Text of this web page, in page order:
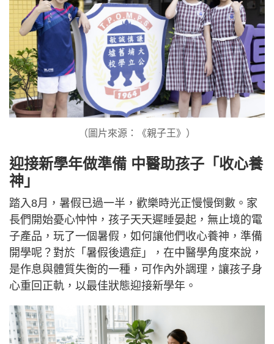
（圖片來源：《親子王》）
迎接新學年做準備 中醫助孩子「收心養
神」
踏入8月，暑假已過一半，歡樂時光正慢慢倒數。家
長們開始憂心忡忡，孩子天天遲睡晏起，無止境的電
子產品，玩了一個暑假，如何讓他們收心養神，準備
開學呢？對於「暑假後遺症」，在中醫學角度來說，
是作息與體質失衡的一種，可作內外調理，讓孩子身
心重回正軌，以最佳狀態迎接新學年。